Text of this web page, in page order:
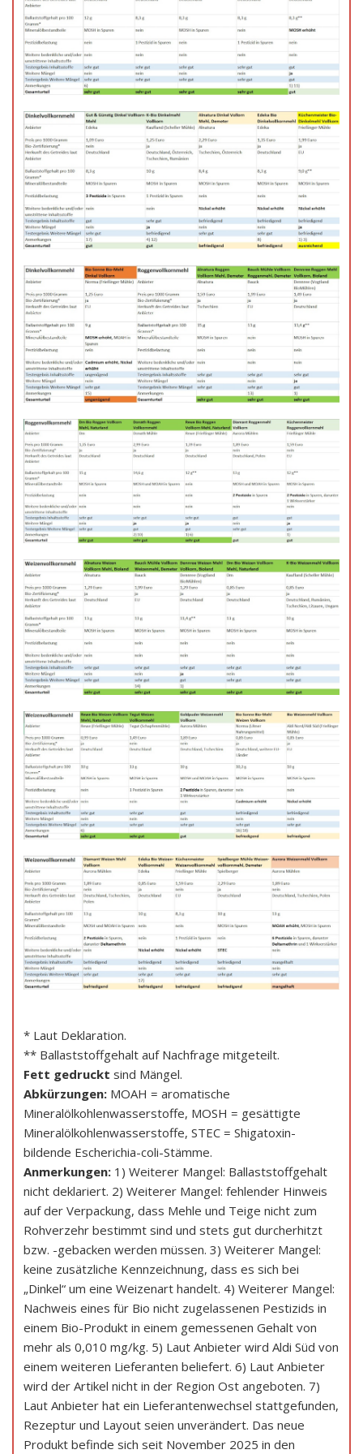
* Laut Deklaration.
** Ballaststoffgehalt auf Nachfrage mitgeteilt.
Fett gedruckt sind Mängel.
Abkürzungen: MOAH = aromatische
Mineralölkohlenwasserstoffe, MOSH = gesättigte
Mineralölkohlenwasserstoffe, STEC = Shigatoxin-
bildende Escherichia-coli-Stämme.
Anmerkungen: 1) Weiterer Mangel: Ballaststoffgehalt
nicht deklariert. 2) Weiterer Mangel: fehlender Hinweis
auf der Verpackung, dass Mehle und Teige nicht zum
Rohverzehr bestimmt sind und stets gut durcherhitzt
bzw. -gebacken werden müssen. 3) Weiterer Mangel:
keine zusätzliche Kennzeichnung, dass es sich bei
„Dinkel“ um eine Weizenart handelt. 4) Weiterer Mangel:
Nachweis eines für Bio nicht zugelassenen Pestizids in
einem Bio-Produkt in einem gemessenen Gehalt von
mehr als 0,010 mg/kg. 5) Laut Anbieter wird Aldi Süd von
einem weiteren Lieferanten beliefert. 6) Laut Anbieter
wird der Artikel nicht in der Region Ost angeboten. 7)
Laut Anbieter hat ein Lieferantenwechsel stattgefunden,
Rezeptur und Layout seien unverändert. Das neue
Produkt befinde sich seit November 2025 in den